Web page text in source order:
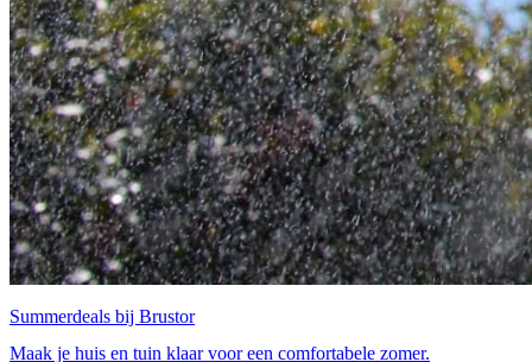
Summerdeals bij Brustor
Maak je huis en tuin klaar voor een comfortabele zomer.